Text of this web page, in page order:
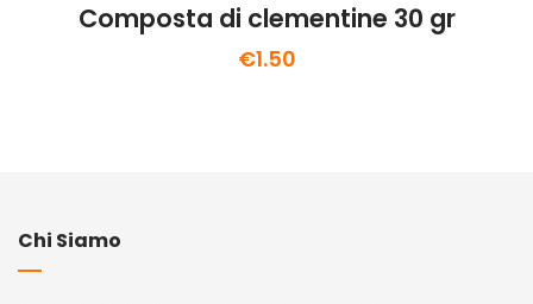
Composta di clementine 30 gr
€1.50
Chi Siamo